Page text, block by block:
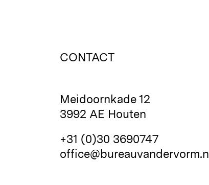
CONTACT
Meidoornkade 12
3992 AE Houten
+31 (0)30 3690747
office@bureauvandervorm.nl